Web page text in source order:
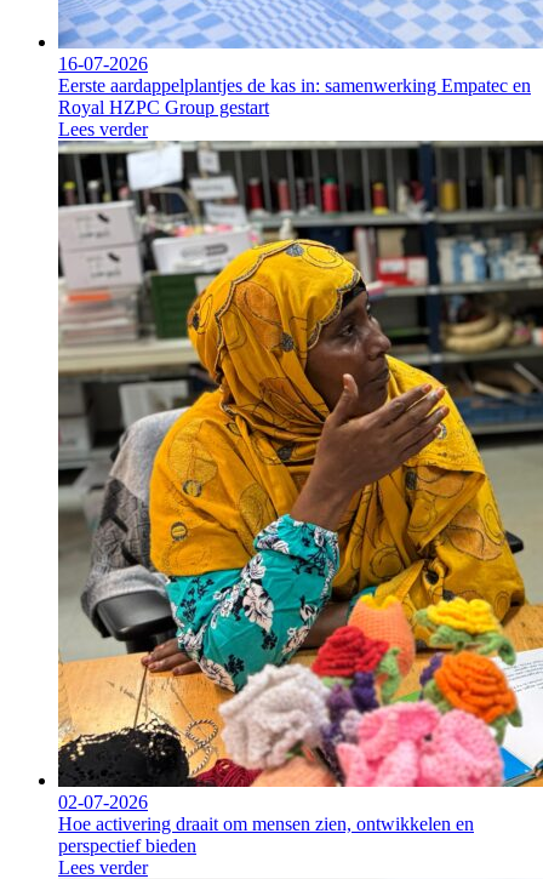
16-07-2026
Eerste aardappelplantjes de kas in: samenwerking Empatec en
Royal HZPC Group gestart
Lees verder
02-07-2026
Hoe activering draait om mensen zien, ontwikkelen en
perspectief bieden
Lees verder